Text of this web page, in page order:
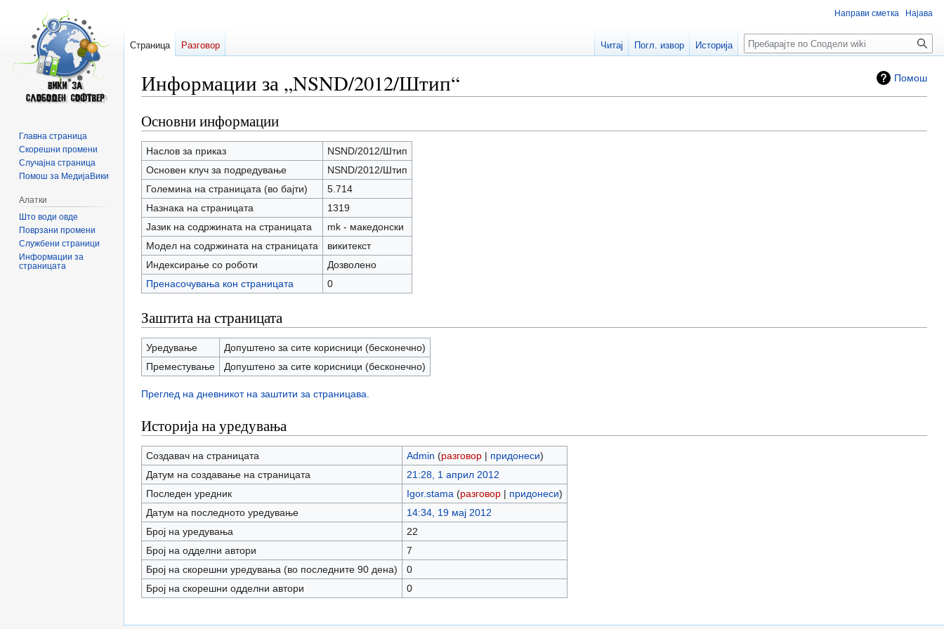
Помош
Информации за „NSND/2012/Штип“
Прејди
на
прегледникот
Прејди
на
пребарувањето
Основни информации
Наслов за приказ
NSND/2012/Штип
Основен клуч за подредување
NSND/2012/Штип
Големина на страницата (во бајти)
5.714
Назнака на страницата
1319
Јазик на содржината на страницата
mk - македонски
Модел на содржината на страницата
викитекст
Индексирање со роботи
Дозволено
Пренасочувања кон страницата
0
Заштита на страницата
Уредување
Допуштено за сите корисници (бесконечно)
Преместување
Допуштено за сите корисници (бесконечно)
Преглед на дневникот на заштити за страницава.
Историја на уредувања
Создавач на страницата Admin (разговор| придонеси)
Датум на создавање на страницата
21:28, 1 април 2012
Последен уредник
Igor.stama (разговор| придонеси)
Датум на последното уредување
14:34, 19 мај 2012
Број на уредувања
22
Број на одделни автори
7
Број на скорешни уредувања (во последните 90 дена)
0
Број на скорешни одделни автори
0
Направи сметка Најава
Страница Разговор Читај Погл. извор Историја Пребарај
Главна страница
Скорешни промени
Случајна страница
Помош за МедијаВики
Алатки
Што води овде
Поврзани промени
Службени страници
Информации за
страницата